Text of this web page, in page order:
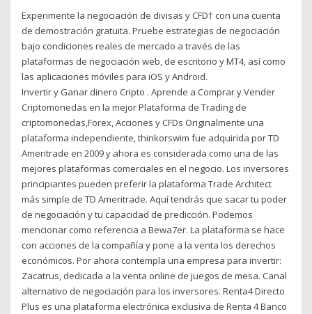
Experimente la negociación de divisas y CFD† con una cuenta
de demostración gratuita. Pruebe estrategias de negociación
bajo condiciones reales de mercado a través de las
plataformas de negociación web, de escritorio y MT4, así como
las aplicaciones móviles para iOS y Android.
Invertir y Ganar dinero Cripto . Aprende a Comprar y Vender
Criptomonedas en la mejor Plataforma de Trading de
criptomonedas,Forex, Acciones y CFDs Originalmente una
plataforma independiente, thinkorswim fue adquirida por TD
Ameritrade en 2009 y ahora es considerada como una de las
mejores plataformas comerciales en el negocio. Los inversores
principiantes pueden preferir la plataforma Trade Architect
más simple de TD Ameritrade. Aquí tendrás que sacar tu poder
de negociación y tu capacidad de predicción. Podemos
mencionar como referencia a Bewa7er. La plataforma se hace
con acciones de la compañía y pone a la venta los derechos
económicos. Por ahora contempla una empresa para invertir:
Zacatrus, dedicada a la venta online de juegos de mesa. Canal
alternativo de negociación para los inversores. Renta4 Directo
Plus es una plataforma electrónica exclusiva de Renta 4 Banco